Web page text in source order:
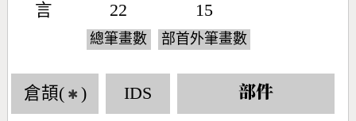
言 22
總筆畫數
15
部首外筆畫數
倉頡( ✱ ) IDS 部件